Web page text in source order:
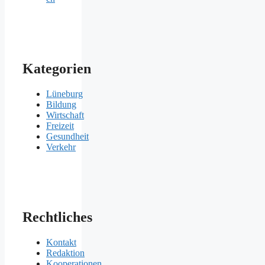
Kategorien
Lüneburg
Bildung
Wirtschaft
Freizeit
Gesundheit
Verkehr
Rechtliches
Kontakt
Redaktion